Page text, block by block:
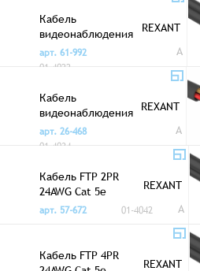
Кабель
видеонаблюдения
ККСВ-П 4x0,5мм
черный
REXANT
арт. 61-992
01-4022
A
Кабель
видеонаблюдения
ШВЭП 4x0,12мм²
черный
REXANT
арт. 26-468
01-4034
A
Кабель FTP 2PR
24AWG Cat 5e
2x0,75мм²
REXANT
арт. 57-672
01-4042 A
Кабель FTP 4PR
REXANT